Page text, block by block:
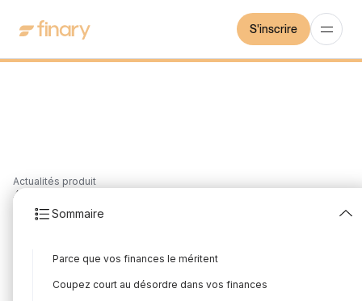
S'inscrire
Actualités produit
Sommaire
Parce que vos finances le méritent
Coupez court au désordre dans vos finances
4
simplifie la vie
Rédigé par